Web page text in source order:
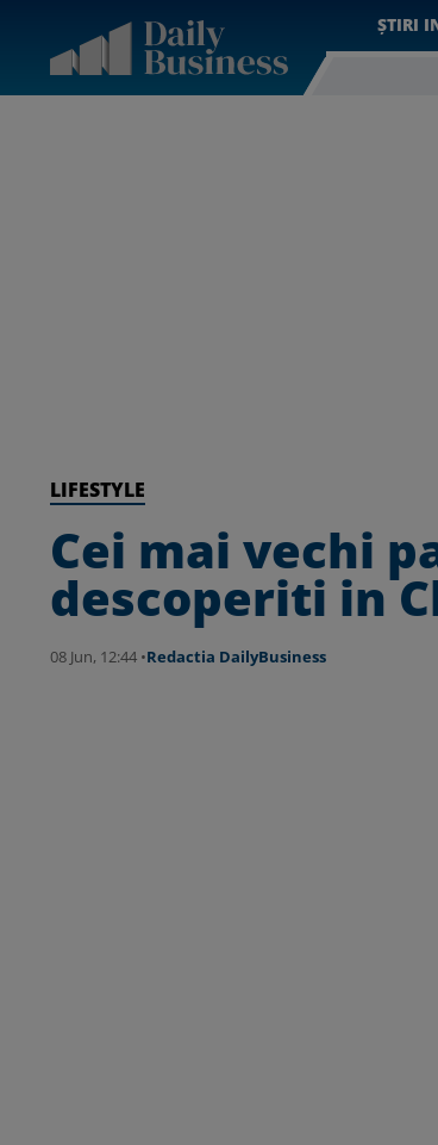
ȘTIRI
LIFESTYLE
Cei mai vechi
descoperiti in
08 Jun, 12:44 •Redactia DailyBusiness